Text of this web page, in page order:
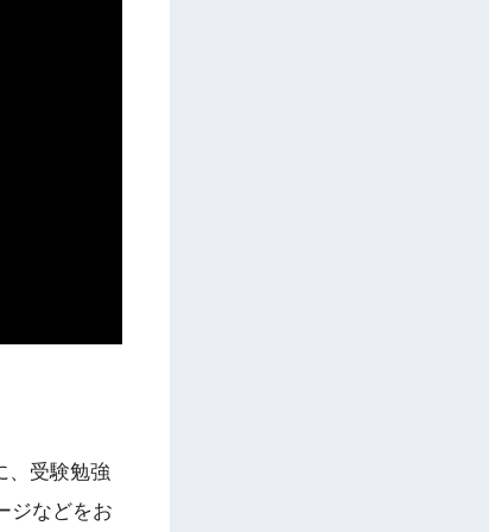
、受験勉強
ジなどをお